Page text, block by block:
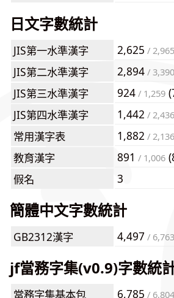
日文字數統計
JIS第一水準漢字 2,625 / 2,965
JIS第二水準漢字
2,894 / 3,390
JIS第三水準漢字
924 / 1,259
JIS第四水準漢字
1,442 / 2,436
常用漢字表
1,882 / 2,136
教育漢字
891 / 1,006
假名
3
簡體中文字數統計
GB2312漢字 4,497 / 6,763
jf當務字集(v0.9)字數統
當務字集基本包 6,785 / 6,804